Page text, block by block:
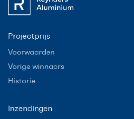
Projectprijs
Voorwaarden
Vorige winnaars
Historie
Inzendingen